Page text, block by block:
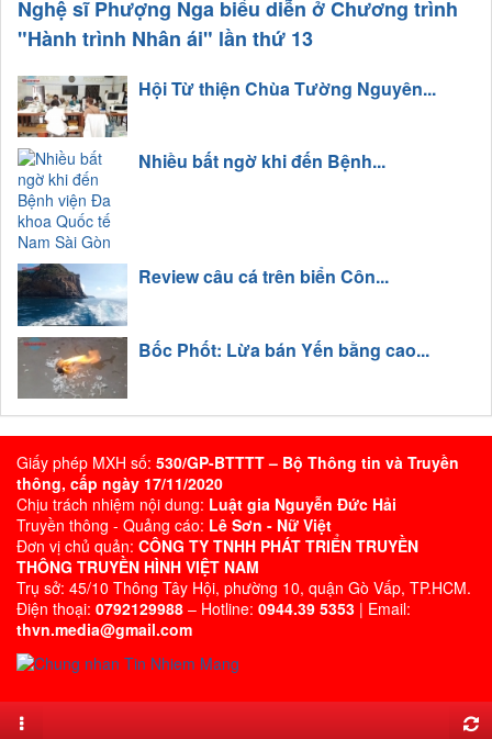
Nghệ sĩ Phượng Nga biểu diễn ở Chương trình
"Hành trình Nhân ái" lần thứ 13
Hội Từ thiện Chùa Tường Nguyên...
Nhiều bất ngờ khi đến Bệnh...
Review câu cá trên biển Côn...
Bốc Phốt: Lừa bán Yến bằng cao...
Giấy phép MXH số: 530/GP-BTTTT – Bộ Thông tin và Truyền
thông, cấp ngày 17/11/2020
Chịu trách nhiệm nội dung: Luật gia Nguyễn Đức Hải
Truyền thông - Quảng cáo: Lê Sơn - Nữ Việt
Đơn vị chủ quản: CÔNG TY TNHH PHÁT TRIỂN TRUYỀN
THÔNG TRUYỀN HÌNH VIỆT NAM
Trụ sở: 45/10 Thông Tây Hội, phường 10, quận Gò Vấp, TP.HCM.
Điện thoại: 0792129988 – Hotline: 0944.39 5353 | Email:
thvn.media@gmail.com